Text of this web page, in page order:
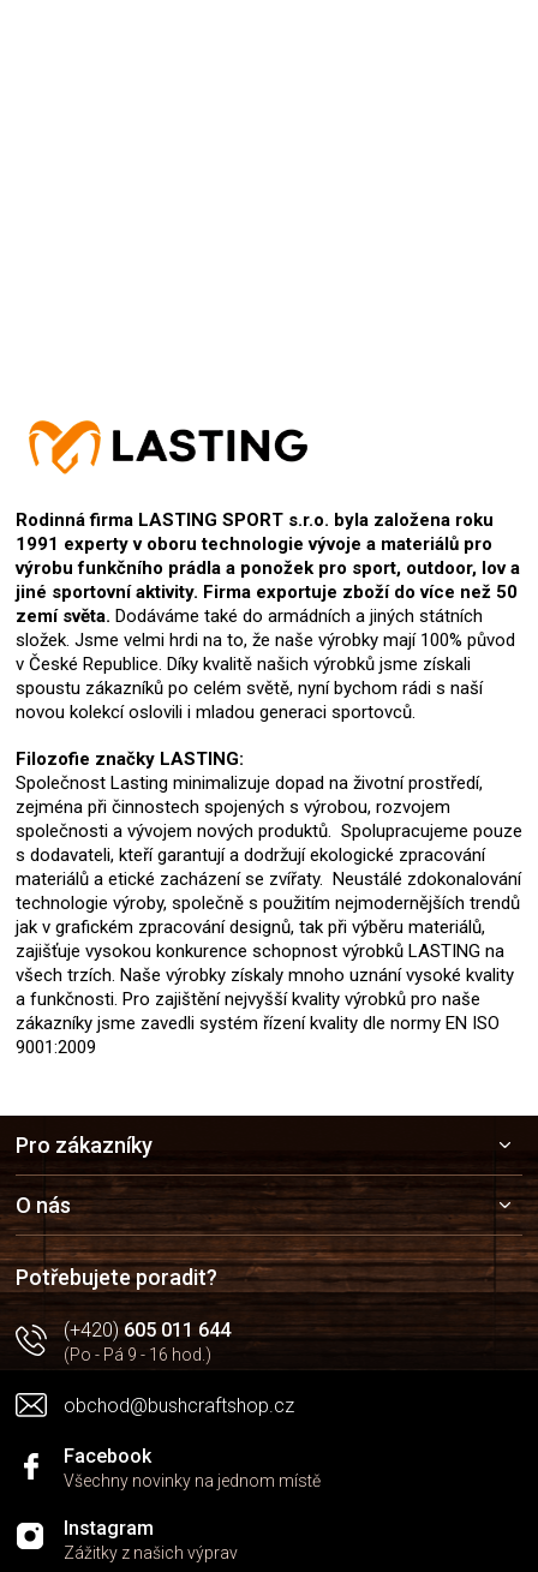
Rodinná firma LASTING SPORT s.r.o. byla založena roku
1991 experty v oboru technologie vývoje a materiálů pro
výrobu funkčního prádla a ponožek pro sport, outdoor, lov a
jiné sportovní aktivity. Firma exportuje zboží do více než 50
zemí světa. Dodáváme také do armádních a jiných státních
složek. Jsme velmi hrdi na to, že naše výrobky mají 100% původ
v České Republice. Díky kvalitě našich výrobků jsme získali
spoustu zákazníků po celém světě, nyní bychom rádi s naší
novou kolekcí oslovili i mladou generaci sportovců.
Filozofie značky LASTING:
Společnost Lasting minimalizuje dopad na životní prostředí,
zejména při činnostech spojených s výrobou, rozvojem
společnosti a vývojem nových produktů. Spolupracujeme pouze
s dodavateli, kteří garantují a dodržují ekologické zpracování
materiálů a etické zacházení se zvířaty. Neustálé zdokonalování
technologie výroby, společně s použitím nejmodernějších trendů
jak v grafickém zpracování designů, tak při výběru materiálů,
zajišťuje vysokou konkurence schopnost výrobků LASTING na
všech trzích. Naše výrobky získaly mnoho uznání vysoké kvality
a funkčnosti. Pro zajištění nejvyšší kvality výrobků pro naše
zákazníky jsme zavedli systém řízení kvality dle normy EN ISO
9001:2009
a
t
í
Pro zákazníky
O nás
Potřebujete poradit?
(+420)605 011 644
(Po - Pá 9 - 16 hod.)
obchod@bushcraftshop.cz
Facebook
Všechny novinky na jednom místě
Instagram
Zážitky z našich výprav